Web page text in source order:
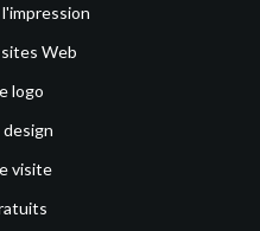
Web
logo
visite